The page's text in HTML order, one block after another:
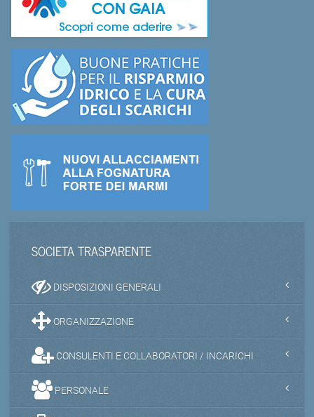
SOCIETA TRASPARENTE
DISPOSIZIONI GENERALI
ORGANIZZAZIONE
CONSULENTI E COLLABORATORI / INCARICHI
PERSONALE